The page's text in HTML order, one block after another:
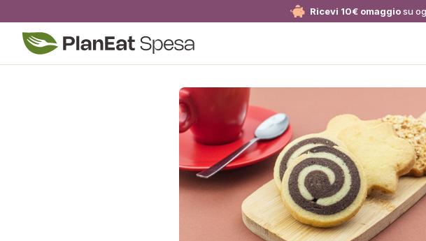
Ricevi 10€ omaggiosu